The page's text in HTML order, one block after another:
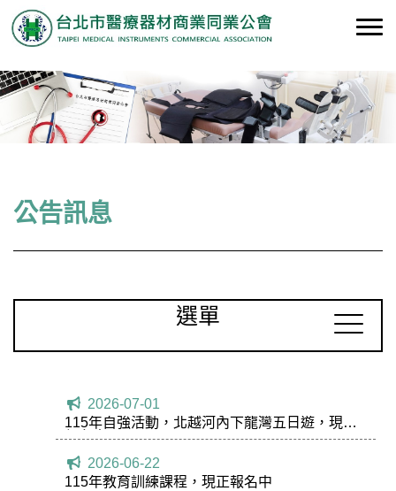
公告訊息
選單
2026-07-01
115年自強活動，北越河內下龍灣五日遊，現正
報名中！
2026-06-22
115年教育訓練課程，現正報名中